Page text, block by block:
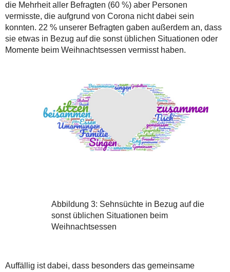
die Mehrheit aller Befragten (60 %) aber Personen
vermisste, die aufgrund von Corona nicht dabei sein
konnten. 22 % unserer Befragten gaben außerdem an, dass
sie etwas in Bezug auf die sonst üblichen Situationen oder
Momente beim Weihnachtsessen vermisst haben.
Abbildung 3: Sehnsüchte in Bezug auf die
sonst üblichen Situationen beim
Weihnachtsessen
Auffällig ist dabei, dass besonders das gemeinsame